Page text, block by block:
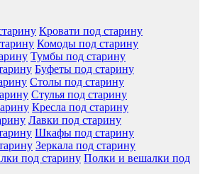
Кровати под старину
Комоды под старину
Тумбы под старину
Буфеты под старину
Столы под старину
Стулья под старину
Кресла под старину
Лавки под старину
Шкафы под старину
Зеркала под старину
Полки и вешалки под